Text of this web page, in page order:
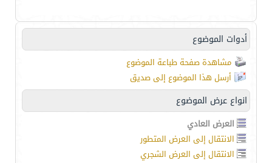
أدوات الموضوع
مشاهدة صفحة طباعة الموضوع
أرسل هذا الموضوع إلى صديق
انواع عرض الموضوع
العرض العادي
الانتقال إلى العرض المتطور
الانتقال إلى العرض الشجري